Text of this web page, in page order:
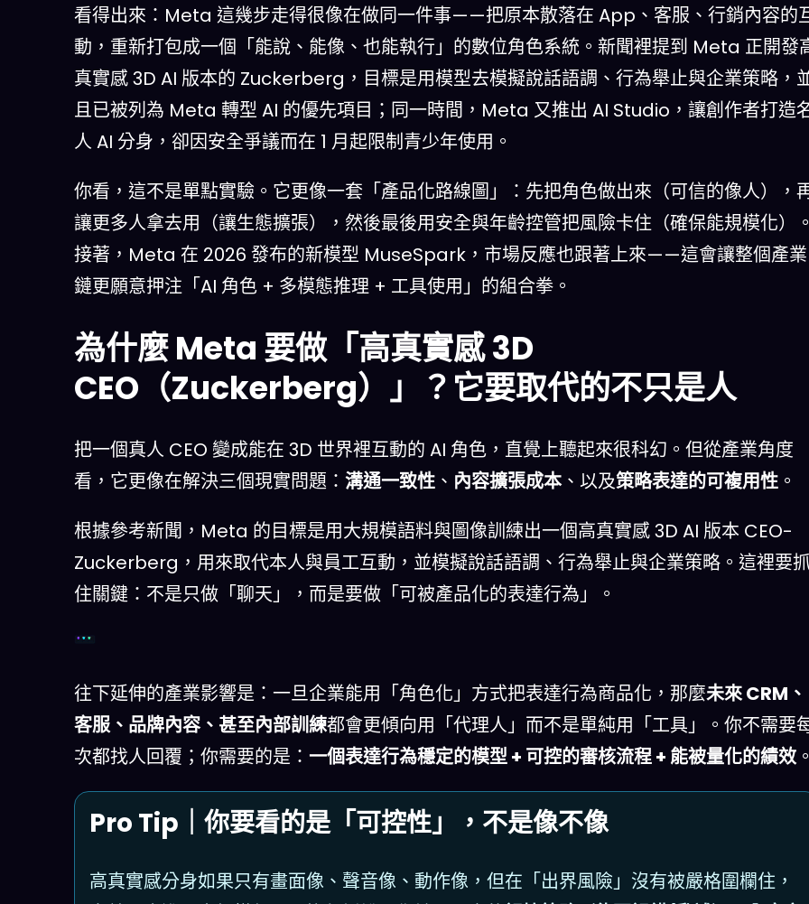
看得出來：Meta 這幾步走得很像在做同一件事——把原本散落在 App、客服、行銷內容的
動，重新打包成一個「能說、能像、也能執行」的數位角色系統。新聞裡提到 Meta 正開發
真實感 3D AI 版本的 Zuckerberg，目標是用模型去模擬說話語調、行為舉止與企業策略，
且已被列為 Meta 轉型 AI 的優先項目；同一時間，Meta 又推出 AI Studio，讓創作者打造
人 AI 分身，卻因安全爭議而在 1 月起限制青少年使用。
你看，這不是單點實驗。它更像一套「產品化路線圖」：先把角色做出來（可信的像人），
讓更多人拿去用（讓生態擴張），然後最後用安全與年齡控管把風險卡住（確保能規模化）
接著，Meta 在 2026 發布的新模型 MuseSpark，市場反應也跟著上來——這會讓整個產業
鏈更願意押注「AI 角色 + 多模態推理 + 工具使用」的組合拳。
為什麼 Meta 要做「高真實感 3D
CEO（Zuckerberg）」？它要取代的不只是人
把一個真人 CEO 變成能在 3D 世界裡互動的 AI 角色，直覺上聽起來很科幻。但從產業角度
看，它更像在解決三個現實問題： 溝通一致性、 內容擴張成本、以及策略表達的可複用性。
根據參考新聞，Meta 的目標是用大規模語料與圖像訓練出一個高真實感 3D AI 版本 CEO-
Zuckerberg，用來取代本人與員工互動，並模擬說話語調、行為舉止與企業策略。這裡要
住關鍵：不是只做「聊天」，而是要做「可被產品化的表達行為」。
往下延伸的產業影響是：一旦企業能用「角色化」方式把表達行為商品化，那麼未來 CRM、
客服、品牌內容、甚至內部訓練都會更傾向用「代理人」而不是單純用「工具」。你不需要
次都找人回覆；你需要的是： 一個表達行為穩定的模型 + 可控的審核流程 + 能被量化的績效
Pro Tip｜你要看的是「可控性」，不是像不像
高真實感分身如果只有畫面像、聲音像、動作像，但在「出界風險」沒有被嚴格圍欄住，